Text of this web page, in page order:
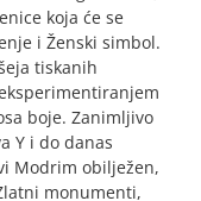
koja će se
i Ženski simbol.
tiskanih
boje. Zanimljivo
Y i do danas
Modrim obilježen,
monumenti,